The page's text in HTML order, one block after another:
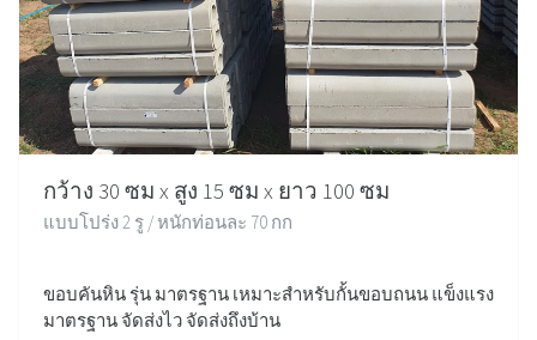
กว้าง 30 ซม x สูง 15 ซม x ยาว 100 ซม
แบบโปร่ง 2 รู / หนักท่อนละ 70 กก
ขอบคันหิน รุ่น มาตรฐาน เหมาะสำหรับกั้นขอบถนน แข็งแรง
มาตรฐาน จัดส่งไว จัดส่งถึงบ้าน